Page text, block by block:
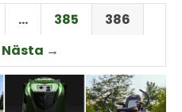
… 385
386
Nästa →